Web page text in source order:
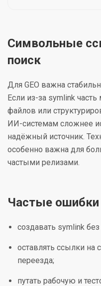
Символьные
поиск
Для GEO важна
Если из-за symlink
файлов или
ИИ-системам сложнее
надёжный источник.
особенно важна для
частыми релизами.
Частые ошибки
создавать symlink
оставлять ссылки на
переезда;
путать рабочую и